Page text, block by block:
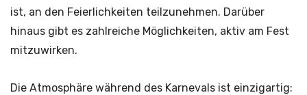
ist, an den Feierlichkeiten teilzunehmen. Darüber
hinaus gibt es zahlreiche Möglichkeiten, aktiv am Fest
mitzuwirken.
Die Atmosphäre während des Karnevals ist einzigartig: